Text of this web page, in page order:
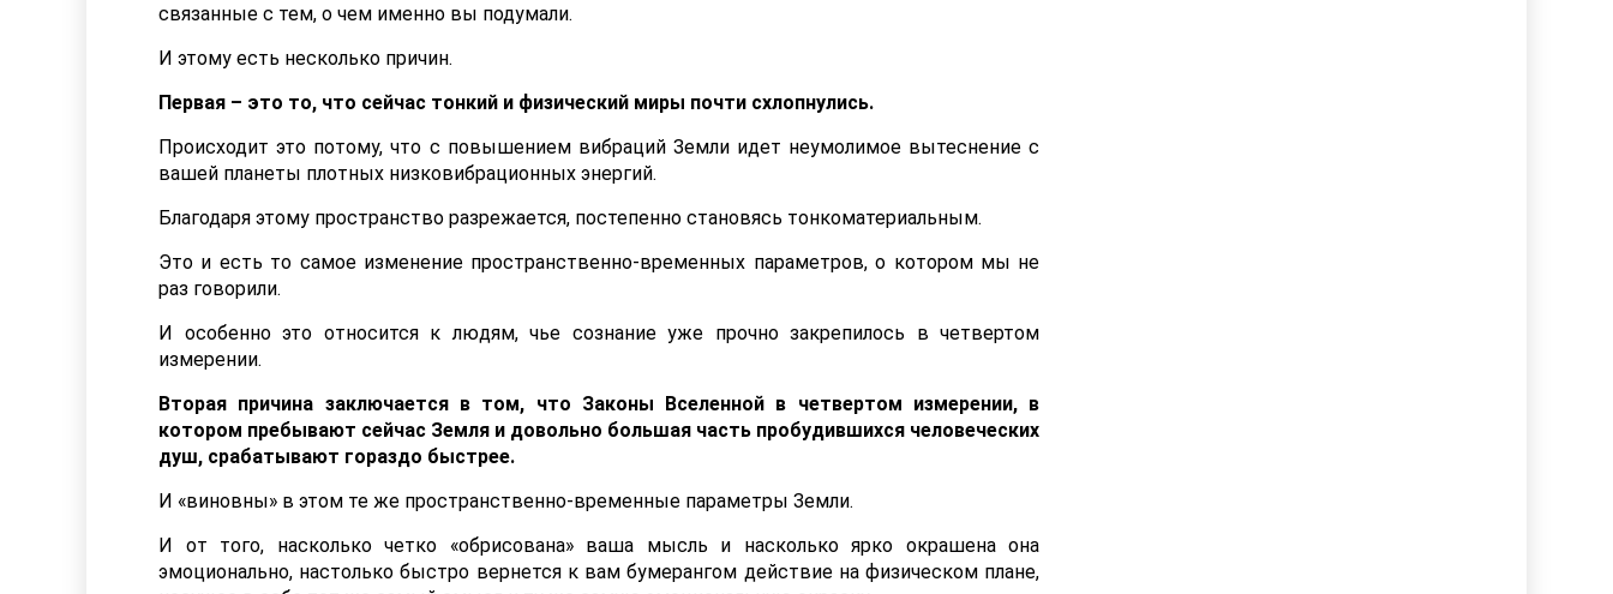
связанные с тем, о чем именно вы подумали.
И этому есть несколько причин.
Первая – это то, что сейчас тонкий и физический миры почти схлопнулись.
Происходит это потому, что с повышением вибраций Земли идет неумолимое вытеснение с
вашей планеты плотных низковибрационных энергий.
Благодаря этому пространство разрежается, постепенно становясь тонкоматериальным.
Это и есть то самое изменение пространственно-временных параметров, о котором мы не
раз говорили.
И особенно это относится к людям, чье сознание уже прочно закрепилось в четвертом
измерении.
Вторая причина заключается в том, что Законы Вселенной в четвертом измерении, в
котором пребывают сейчас Земля и довольно большая часть пробудившихся человеческих
душ, срабатывают гораздо быстрее.
И «виновны» в этом те же пространственно-временные параметры Земли.
И от того, насколько четко «обрисована» ваша мысль и насколько ярко окрашена она
эмоционально, настолько быстро вернется к вам бумерангом действие на физическом плане,